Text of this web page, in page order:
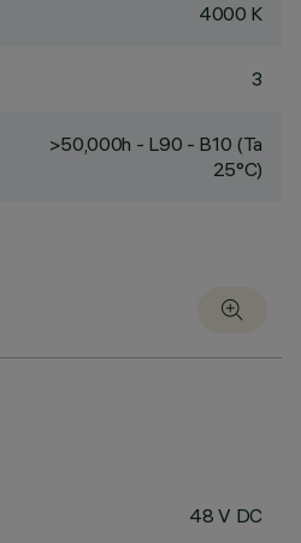
4000 K
3
>50,000h - L90 - B10 (Ta
25°C)
48 V DC